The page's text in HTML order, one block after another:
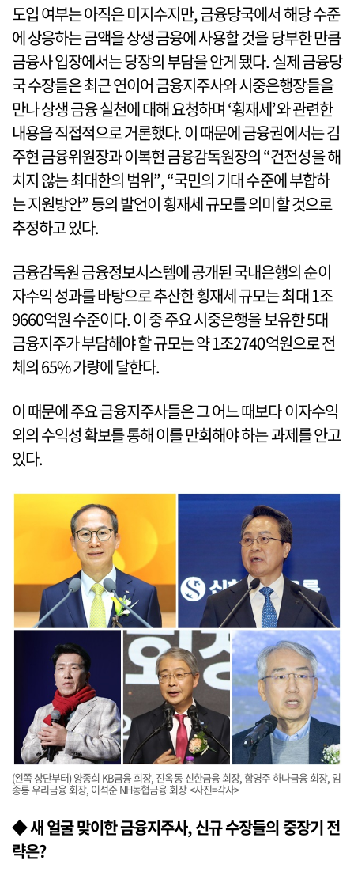
도입 여부는 아직은 미지수지만, 금융당국에서 해당 수준
에 상응하는 금액을 상생 금융에 사용할 것을 당부한 만큼
금융사 입장에서는 당장의 부담을 안게 됐다. 실제 금융당
국 수장들은 최근 연이어 금융지주사와 시중은행장들을
만나 상생 금융 실천에 대해 요청하며 ‘횡재세’와 관련한
내용을 직접적으로 거론했다. 이 때문에 금융권에서는 김
주현 금융위원장과 이복현 금융감독원장의 “건전성을 해
치지 않는 최대한의 범위”, “국민의 기대 수준에 부합하
는 지원방안” 등의 발언이 횡재세 규모를 의미할 것으로
추정하고 있다.
금융감독원 금융정보시스템에 공개된 국내은행의 순이
자수익 성과를 바탕으로 추산한 횡재세 규모는 최대 1조
9660억원 수준이다. 이 중 주요 시중은행을 보유한 5대
금융지주가 부담해야 할 규모는 약 1조2740억원으로 전
체의 65% 가량에 달한다.
이 때문에 주요 금융지주사들은 그 어느 때보다 이자수익
외의 수익성 확보를 통해 이를 만회해야 하는 과제를 안고
있다.
(왼쪽 상단부터) 양종희 KB금융 회장, 진옥동 신한금융 회장, 함영주 하나금융 회장, 임
종룡 우리금융 회장, 이석준 NH농협금융 회장 <사진=각사>
◆ 새 얼굴 맞이한 금융지주사, 신규 수장들의 중장기 전
략은?